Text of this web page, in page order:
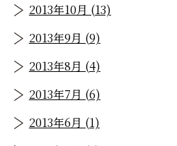
2013年10月 (13)
2013年9月 (9)
2013年8月 (4)
2013年7月 (6)
2013年6月 (1)